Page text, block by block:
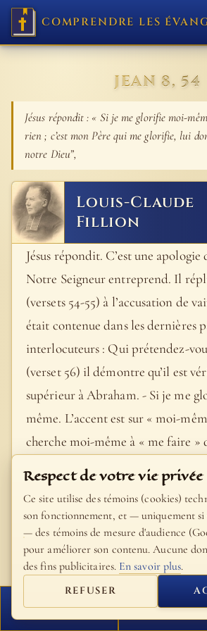
COMPRENDRE LES
JEAN 8, 54
Jésus répondit : « Si je me glorifie moi-
rien ; c’est mon Père qui me glorifie, lui
notre Dieu”,
Louis-Claude
Fillion
Jésus répondit. C’est une apologie
Notre Seigneur entreprend. Il
(versets 54-55) à l’accusation de
était contenue dans les dernières
interlocuteurs : Qui prétendez-
(verset 56) il démontre qu’il est
supérieur à Abraham. - Si je me
même. L’accent est sur « moi-
cherche moi-même à « me faire »
comme vous le prétendez. Dans ce
qu’il est homme et d’après ce qui se
habituellement chez les hommes,
personnellement de se faire valoir,
réduirait à rien. - C’est mon Père
Tout son honneur venait de Dieu
l’avait déjà dit quelques lignes
Son père, en effet, le glorifiait de
FERMER
Respect de votre vie privée
Ce site utilise des témoins (cookies)
son fonctionnement, et — uniquement si
— des témoins de mesure d'audience
pour améliorer son contenu. Aucune
des fins publicitaires. En savoir plus.
REFUSER